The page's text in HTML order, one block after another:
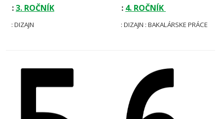
:3. ROČNÍK
: DIZAJN
: 4. ROČNÍK
: DIZAJN : BAKALÁRSKE PRÁCE